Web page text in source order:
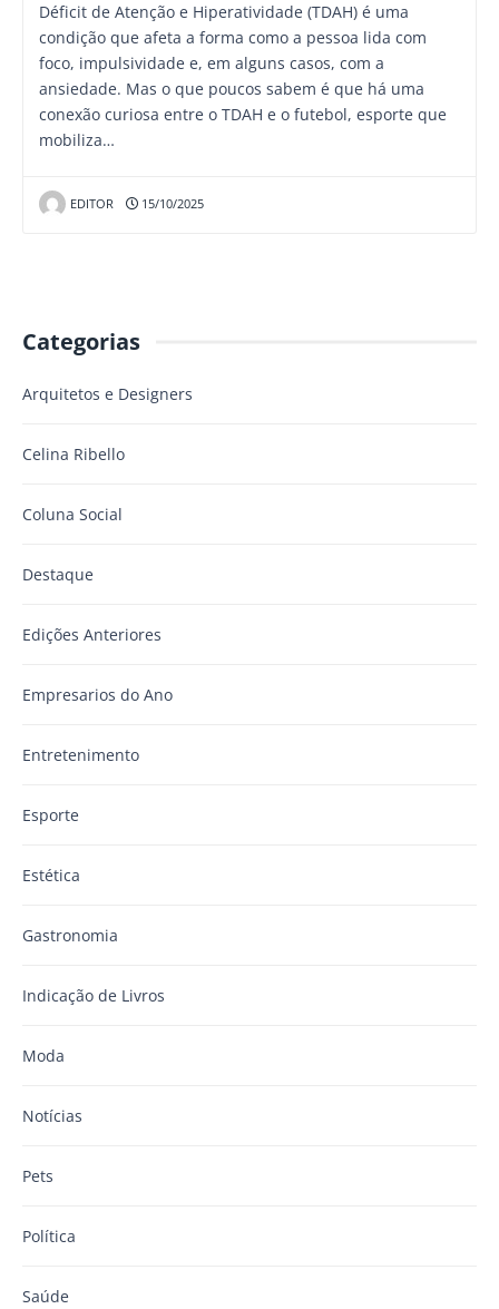
Déficit de Atenção e Hiperatividade (TDAH) é uma
condição que afeta a forma como a pessoa lida com
foco, impulsividade e, em alguns casos, com a
ansiedade. Mas o que poucos sabem é que há uma
conexão curiosa entre o TDAH e o futebol, esporte que
mobiliza…
EDITOR 15/10/2025
Categorias
Arquitetos e Designers
Celina Ribello
Coluna Social
Destaque
Edições Anteriores
Empresarios do Ano
Entretenimento
Esporte
Estética
Gastronomia
Indicação de Livros
Moda
Notícias
Pets
Política
Saúde